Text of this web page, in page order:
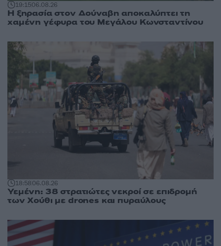
19:1506.08.26
Η ξηρασία στον Δούναβη αποκαλύπτει τη
χαμένη γέφυρα του Μεγάλου Κωνσταντίνου
18:5806.08.26
Υεμένη: 38 στρατιώτες νεκροί σε επιδρομή
των Χούθι με drones και πυραύλους